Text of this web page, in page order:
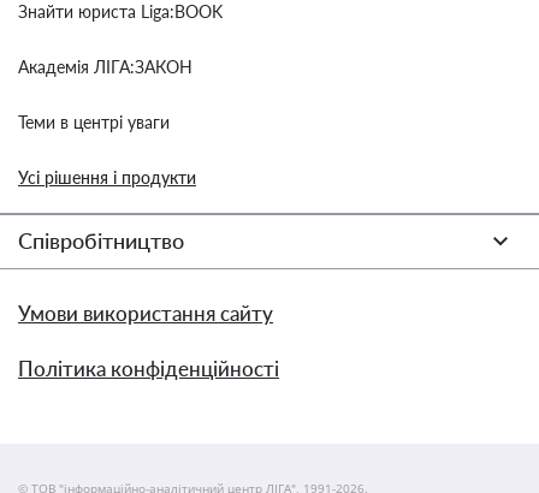
Знайти юриста Liga:BOOK
Академія ЛІГА:ЗАКОН
Теми в центрі уваги
Усі рішення і продукти
Співробітництво
Умови використання сайту
Політика конфіденційності
© ТОВ "інформаційно-аналітичний центр ЛІГА", 1991-2026.